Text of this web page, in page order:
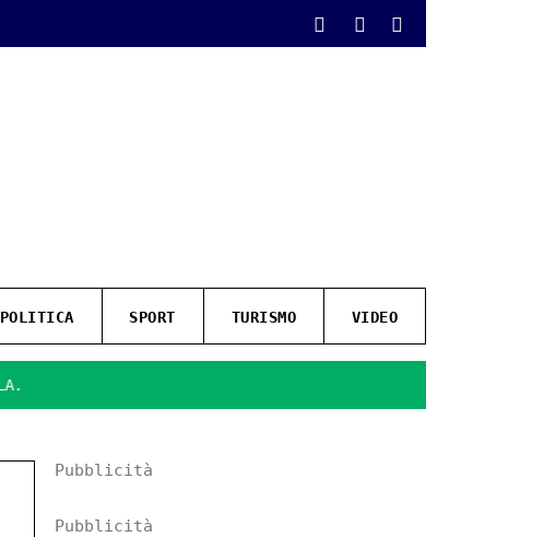
POLITICA SPORT TURISMO VIDEO
Pubblicità
Pubblicità